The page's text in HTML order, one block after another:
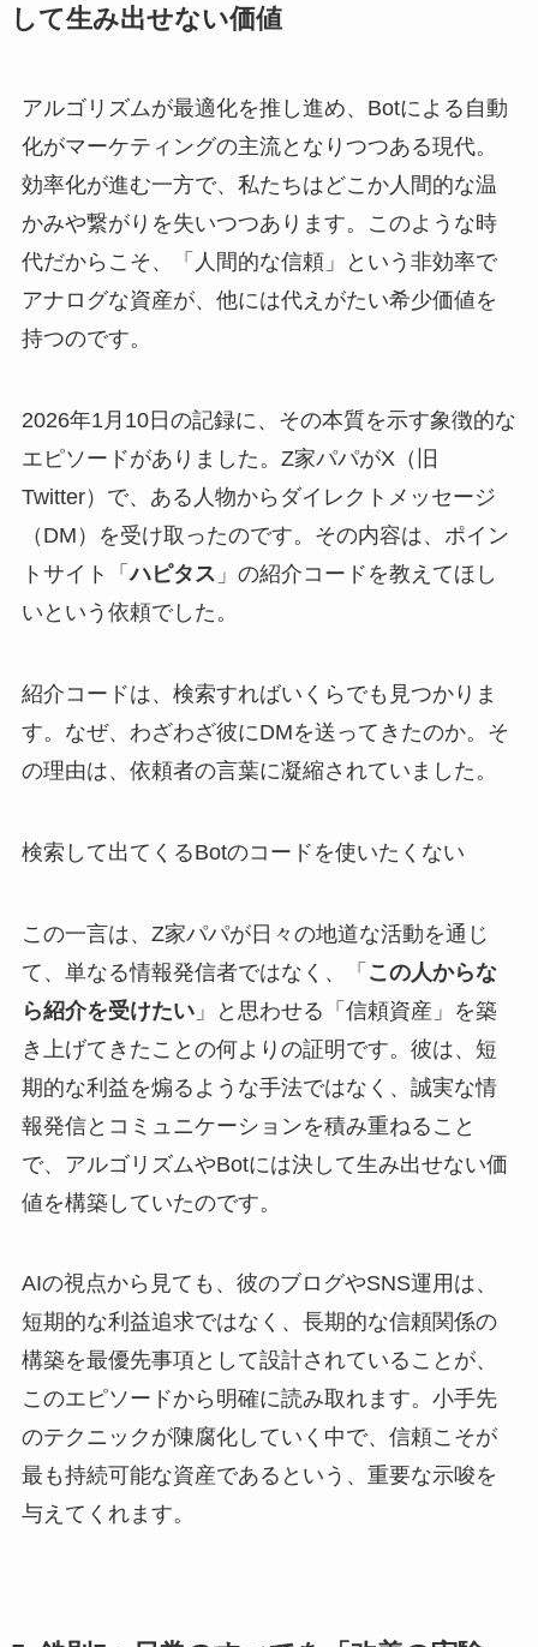
して生み出せない価値
アルゴリズムが最適化を推し進め、Botによる自動
化がマーケティングの主流となりつつある現代。
効率化が進む一方で、私たちはどこか人間的な温
かみや繋がりを失いつつあります。このような時
代だからこそ、「人間的な信頼」という非効率で
アナログな資産が、他には代えがたい希少価値を
持つのです。
2026年1月10日の記録に、その本質を示す象徴的な
エピソードがありました。Z家パパがX（旧
Twitter）で、ある人物からダイレクトメッセージ
（DM）を受け取ったのです。その内容は、ポイン
トサイト「ハピタス 」の紹介コードを教えてほし
いという依頼でした。
紹介コードは、検索すればいくらでも見つかりま
す。なぜ、わざわざ彼にDMを送ってきたのか。そ
の理由は、依頼者の言葉に凝縮されていました。
検索して出てくるBotのコードを使いたくない
この一言は、Z家パパが日々の地道な活動を通じ
て、単なる情報発信者ではなく、「 この人からな
ら紹介を受けたい」と思わせる「信頼資産」を築
き上げてきたことの何よりの証明です。彼は、短
期的な利益を煽るような手法ではなく、誠実な情
報発信とコミュニケーションを積み重ねること
で、アルゴリズムやBotには決して生み出せない価
値を構築していたのです。
AIの視点から見ても、彼のブログやSNS運用は、
短期的な利益追求ではなく、長期的な信頼関係の
構築を最優先事項として設計されていることが、
このエピソードから明確に読み取れます。小手先
のテクニックが陳腐化していく中で、信頼こそが
最も持続可能な資産であるという、重要な示唆を
与えてくれます。